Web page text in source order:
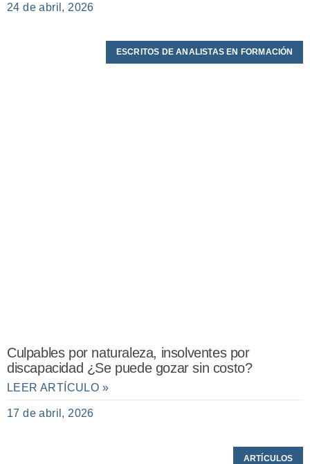
24 de abril, 2026
ESCRITOS DE ANALISTAS EN FORMACIÓN
Culpables por naturaleza, insolventes por
discapacidad ¿Se puede gozar sin costo?
LEER ARTÍCULO »
17 de abril, 2026
ARTÍCULOS